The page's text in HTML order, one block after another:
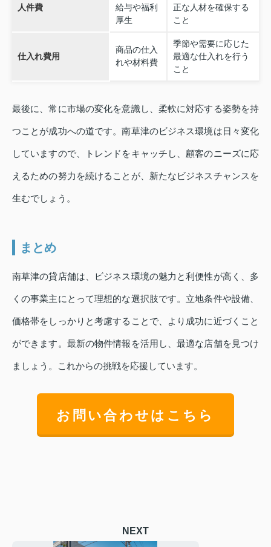
人件費
給与や福利
厚生
正な人材を確保する
こと
仕入れ費用
商品の仕入
れや材料費
季節や需要に応じた
最適な仕入れを行う
こと
最後に、常に市場の変化を意識し、柔軟に対応する姿勢を持
つことが成功への道です。南草津のビジネス環境は日々変化
していますので、トレンドをキャッチし、顧客のニーズに応
えるための努力を続けることが、新たなビジネスチャンスを
生むでしょう。
まとめ
南草津の貸店舗は、ビジネス環境の魅力と利便性が高く、多
くの事業主にとって理想的な選択肢です。立地条件や設備、
価格帯をしっかりと考慮することで、より成功に近づくこと
ができます。最新の物件情報を活用し、最適な店舗を見つけ
ましょう。これからの挑戦を応援しています。
お問い合わせはこちら
NEXT